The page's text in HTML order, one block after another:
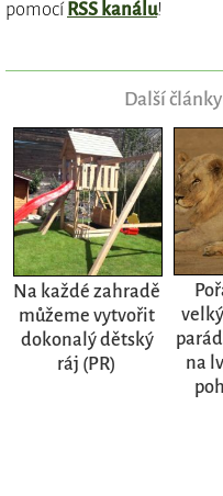
pomocíRSS kanálu!
Další
Na každé zahradě
můžeme vytvořit
dokonalý dětský
ráj (PR)
na